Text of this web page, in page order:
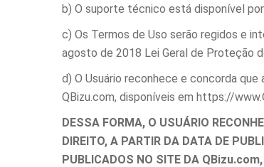
b) O suporte técnico está disponível
c) Os Termos de Uso serão regidos e
agosto de 2018 Lei Geral de Proteção
d) O Usuário reconhece e concorda
QBizu.com, disponíveis em https://
DESSA FORMA, O USUÁRIO
DIREITO, A PARTIR DA DATA DE
PUBLICADOS NO SITE DA